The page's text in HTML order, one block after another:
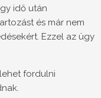
idő után
és már nem
Ezzel az ügy
fordulni